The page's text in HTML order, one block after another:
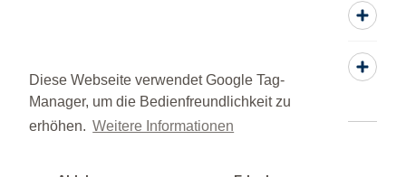
Diese Webseite verwendet Google Tag-
Manager, um die Bedienfreundlichkeit zu
erhöhen. Weitere Informationen